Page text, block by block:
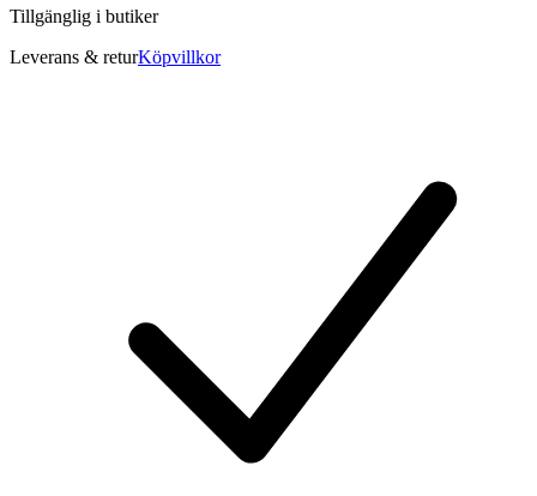
Tillgänglig i butiker
Leverans & returKöpvillkor